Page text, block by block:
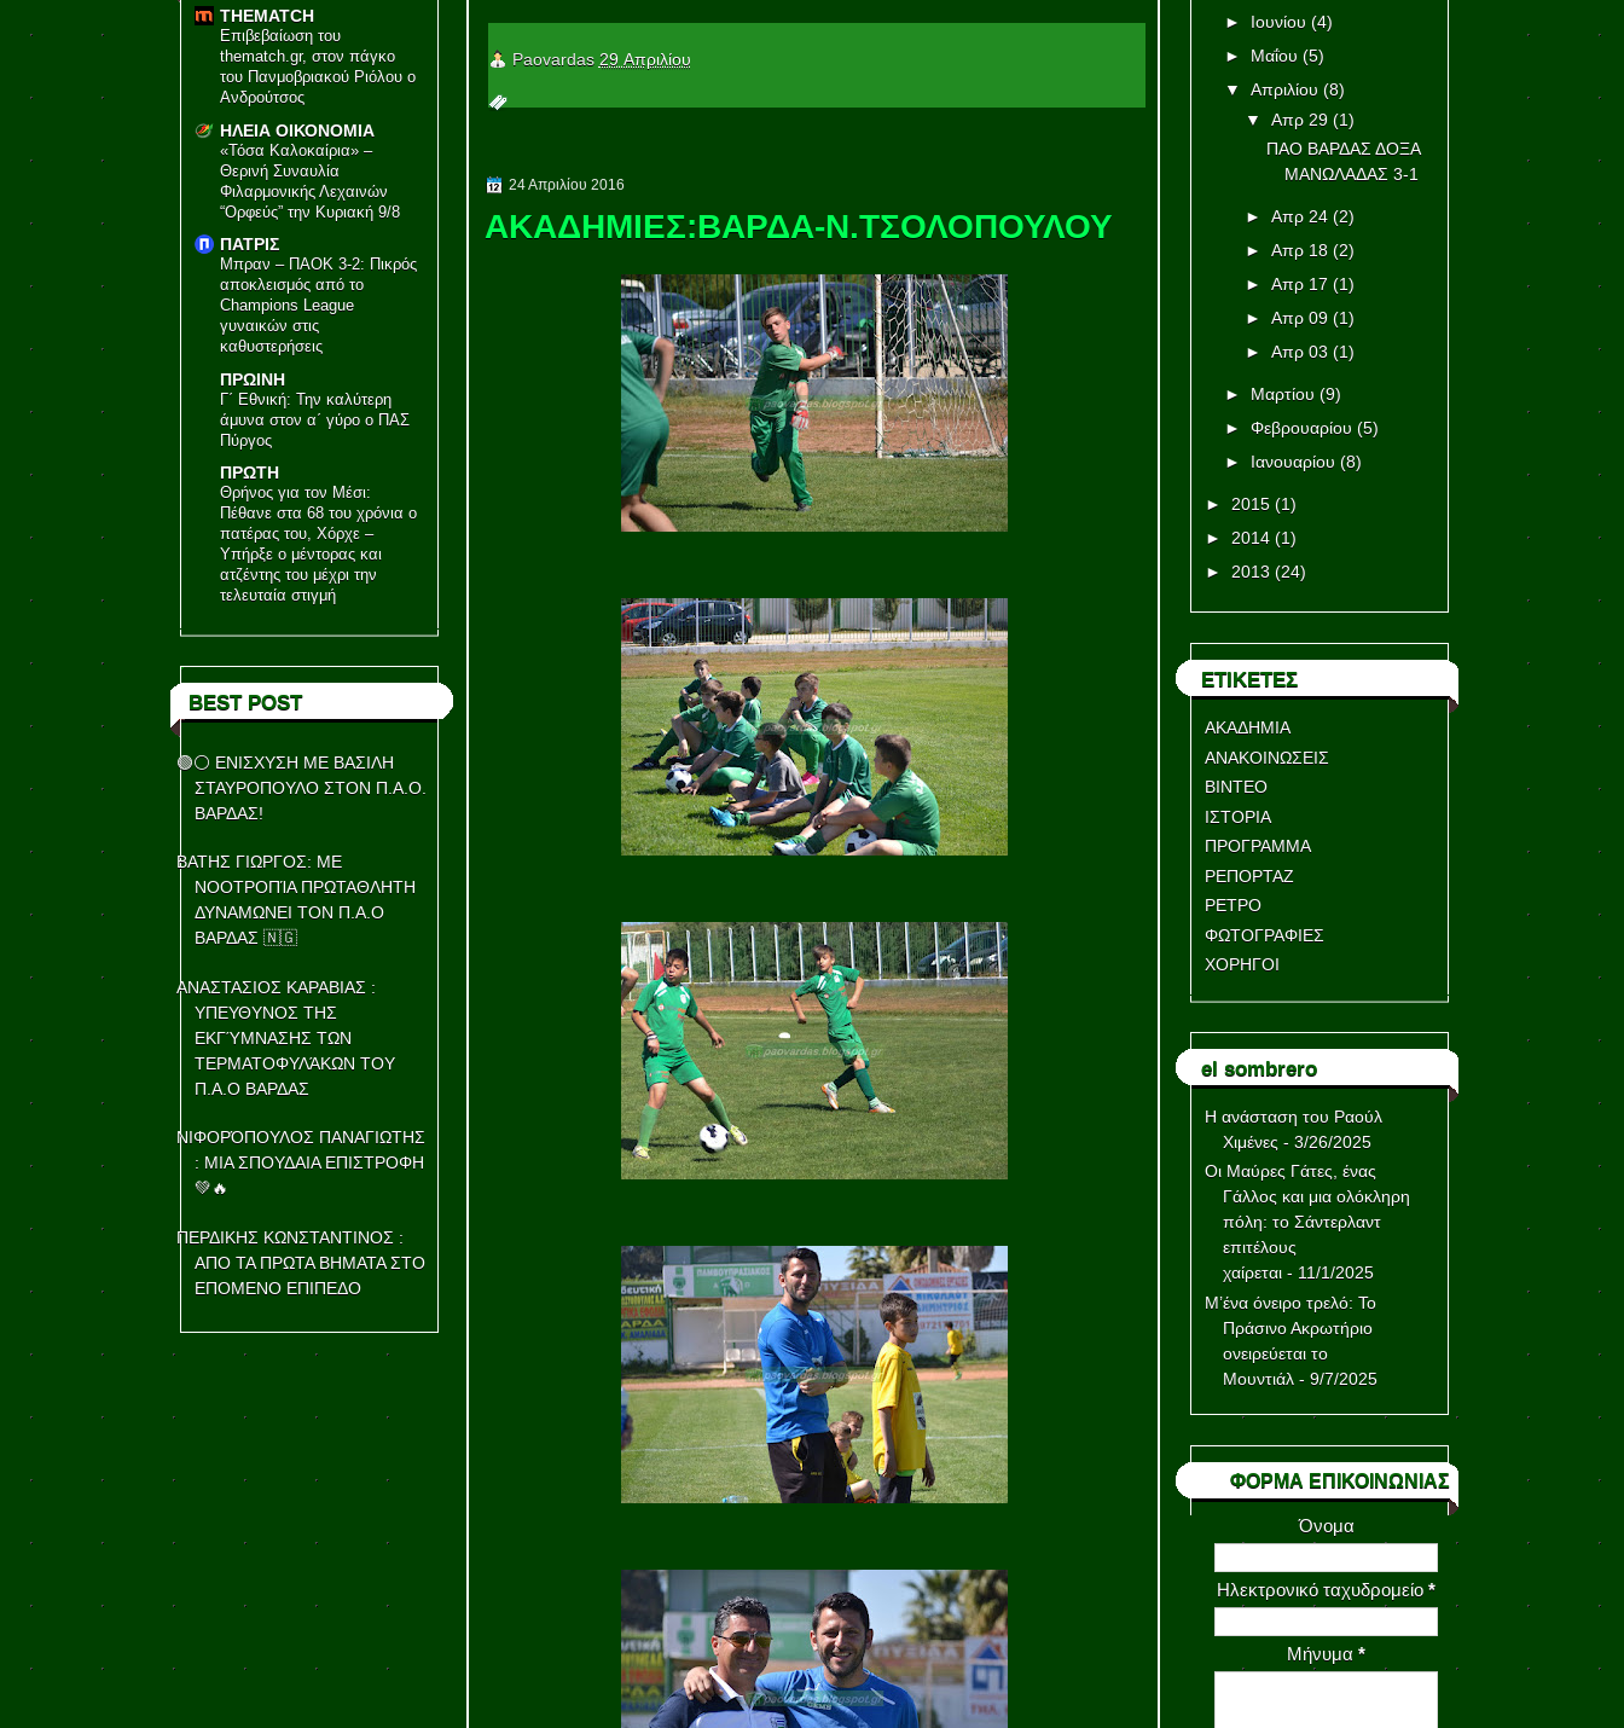
THEMATCH
Επιβεβαίωση του
thematch.gr, στον πάγκο
του Πανμοβριακού Ριόλου ο
Ανδρούτσος
ΗΛΕΙΑ ΟΙΚΟΝΟΜΙΑ
«Τόσα Καλοκαίρια» –
Θερινή Συναυλία
Φιλαρμονικής Λεχαινών
“Ορφεύς” την Κυριακή 9/8
ΠΑΤΡΙΣ
Μπραν – ΠΑΟΚ 3-2: Πικρός
αποκλεισμός από το
Champions League
γυναικών στις
καθυστερήσεις
ΠΡΩΙΝΗ
Γ΄ Εθνική: Την καλύτερη
άμυνα στον α΄ γύρο ο ΠΑΣ
Πύργος
ΠΡΩΤΗ
Θρήνος για τον Μέσι:
Πέθανε στα 68 του χρόνια ο
πατέρας του, Χόρχε –
Υπήρξε ο μέντορας και
ατζέντης του μέχρι την
τελευταία στιγμή
BEST POST
🟢⚪ ΕΝΙΣΧΥΣΗ ΜΕ ΒΑΣΙΛΗ
ΣΤΑΥΡΟΠΟΥΛΟ ΣΤΟΝ Π.Α.Ο.
ΒΑΡΔΑΣ!
ΒΑΤΗΣ ΓΙΩΡΓΟΣ: ΜΕ
ΝΟΟΤΡΟΠΊΑ ΠΡΩΤΑΘΛΗΤΗ
ΔΥΝΑΜΩΝΕΙ ΤΟΝ Π.Α.Ο
ΒΑΡΔΑΣ 🇳🇬
ΑΝΑΣΤΑΣΙΟΣ ΚΑΡΑΒΙΑΣ :
ΥΠΕΥΘΥΝΟΣ ΤΗΣ
ΕΚΓΎΜΝΑΣΗΣ ΤΩΝ
ΤΕΡΜΑΤΟΦΥΛΆΚΩΝ ΤΟΥ
Π.Α.Ο ΒΑΡΔΑΣ
ΝΙΦΟΡΌΠΟΥΛΟΣ ΠΑΝΑΓΙΩΤΗΣ
: ΜΙΑ ΣΠΟΥΔΑΙΑ ΕΠΙΣΤΡΟΦΗ
💚🔥
ΠΕΡΔΙΚΗΣ ΚΩΝΣΤΑΝΤΙΝΟΣ :
ΑΠΟ ΤΑ ΠΡΩΤΑ ΒΗΜΑΤΑ ΣΤΟ
ΕΠΟΜΕΝΟ ΕΠΙΠΕΔΟ
Paovardas 29 Απριλίου
24 Απριλίου 2016
ΑΚΑΔΗΜΙΕΣ:ΒΑΡΔΑ-Ν.ΤΣΟΛΟΠΟΥΛΟΥ
► Ιουνίου (4)
► Μαΐου (5)
▼
Απριλίου (8)
▼
Απρ 29 (1)
ΠΑΟ ΒΑΡΔΑΣ ΔΟΞΑ
ΜΑΝΩΛΑΔΑΣ 3-1
►Απρ 24 (2)
►Απρ 18 (2)
►Απρ 17 (1)
►Απρ 09 (1)
►Απρ 03 (1)
► Μαρτίου (9)
►Φεβρουαρίου (5)
► Ιανουαρίου (8)
► 2015 (1)
► 2014 (1)
► 2013 (24)
ΕΤΙΚΕΤΕΣ
ΑΚΑΔΗΜΙΑ
ΑΝΑΚΟΙΝΩΣΕΙΣ
ΒΙΝΤΕΟ
ΙΣΤΟΡΙΑ
ΠΡΟΓΡΑΜΜΑ
ΡΕΠΟΡΤΑΖ
ΡΕΤΡΟ
ΦΩΤΟΓΡΑΦΙΕΣ
ΧΟΡΗΓΟΙ
el sombrero
Η ανάσταση του Ραούλ
Χιμένες - 3/26/2025
Οι Μαύρες Γάτες, ένας
Γάλλος και μια ολόκληρη
πόλη: το Σάντερλαντ
επιτέλους
χαίρεται- 11/1/2025
Μ’ένα όνειρο τρελό: Το
Πράσινο Ακρωτήριο
ονειρεύεται το
Μουντιάλ- 9/7/2025
ΦΟΡΜΑ ΕΠΙΚΟΙΝΩΝΙΑΣ
Όνομα
Ηλεκτρονικό ταχυδρομείο *
Μήνυμα *